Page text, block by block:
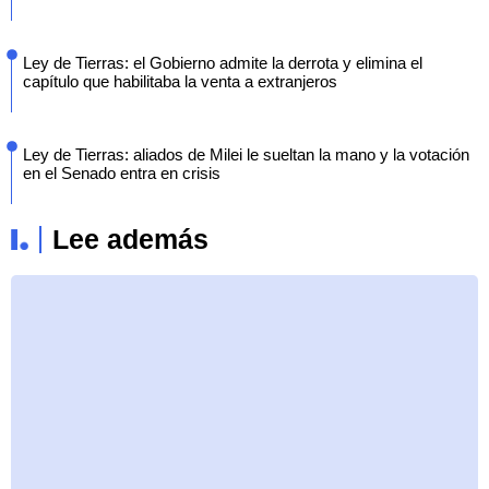
Ley de Tierras: el Gobierno admite la derrota y elimina el
capítulo que habilitaba la venta a extranjeros
Ley de Tierras: aliados de Milei le sueltan la mano y la votación
en el Senado entra en crisis
Lee además